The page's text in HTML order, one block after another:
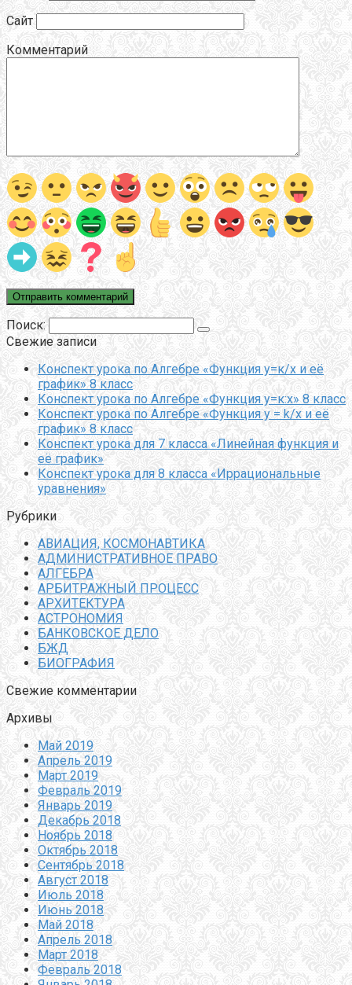
Сайт
Комментарий
Поиск:
Свежие записи
Конспект урока по Алгебре «Функция у=к/х и её
график» 8 класс
Конспект урока по Алгебре «Функция у=к:х» 8 класс
Конспект урока по Алгебре «Функция y = k/x и её
график» 8 класс
Конспект урока для 7 класса «Линейная функция и
её график»
Конспект урока для 8 класса «Иррациональные
уравнения»
Рубрики
АВИАЦИЯ, КОСМОНАВТИКА
АДМИНИСТРАТИВНОЕ ПРАВО
АЛГЕБРА
АРБИТРАЖНЫЙ ПРОЦЕСС
АРХИТЕКТУРА
АСТРОНОМИЯ
БАНКОВСКОЕ ДЕЛО
БЖД
БИОГРАФИЯ
Свежие комментарии
Архивы
Май 2019
Апрель 2019
Март 2019
Февраль 2019
Январь 2019
Декабрь 2018
Ноябрь 2018
Октябрь 2018
Сентябрь 2018
Август 2018
Июль 2018
Июнь 2018
Май 2018
Апрель 2018
Март 2018
Февраль 2018